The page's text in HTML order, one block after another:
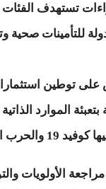
تستهدف
للتأمينات صحية
توطين استثمارات
الموارد الذاتية
الأكرانية".
الأولويات